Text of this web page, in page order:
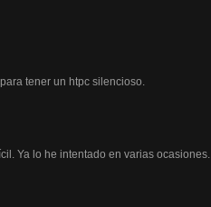
tener un htpc silencioso.
Ya lo he intentado en varias ocasiones.